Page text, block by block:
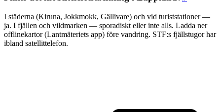
I städerna (Kiruna, Jokkmokk, Gällivare) och vid turiststationer —
ja. I fjällen och vildmarken — sporadiskt eller inte alls. Ladda ner
offlinekartor (Lantmäteriets app) före vandring. STF:s fjällstugor har
ibland satellittelefon.